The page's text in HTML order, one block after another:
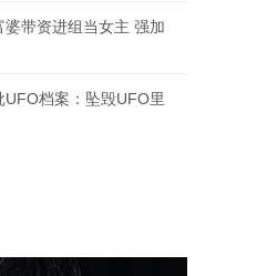
带资进组当女主 强加
档案：坠毁UFO里